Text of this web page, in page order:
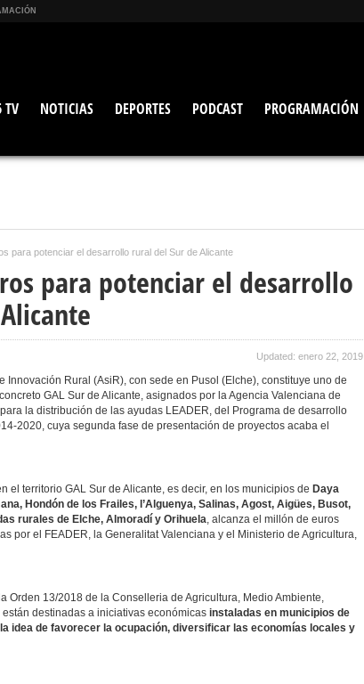
TV NOTICIAS DEPORTES PODCAST PROGRAMACIÓN
para potenciar el desarrollo rural del Sur de Alicante
para potenciar el desarrollo
Updated: enero 22, 2019
Innovación Rural (AsiR), con sede en Pusol (Elche), constituye uno de
GAL Sur de Alicante, asignados por la Agencia Valenciana de
la distribución de las ayudas LEADER, del Programa de desarrollo
2020, cuya segunda fase de presentación de proyectos acaba el
el territorio GAL Sur de Alicante, es decir, en los municipios de Daya
Hondón de los Frailes, l’Alguenya, Salinas, Agost, Aigües, Busot,
rurales de Elche, Almoradí y Orihuela, alcanza el millón de euros
por el FEADER, la Generalitat Valenciana y el Ministerio de Agricultura,
Orden 13/2018 de la Conselleria de Agricultura, Medio Ambiente,
destinadas a iniciativas económicas instaladas en municipios de
idea de favorecer la ocupación, diversificar las economías locales y